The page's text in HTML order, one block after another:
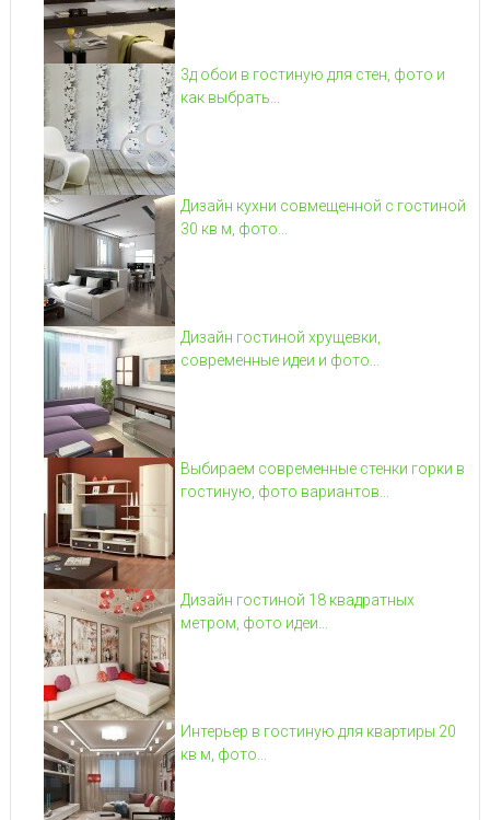
3д обои в гостиную для стен, фото и
как выбрать...
Дизайн кухни совмещенной с гостиной
30 кв м, фото...
Дизайн гостиной хрущевки,
современные идеи и фото...
Выбираем современные стенки горки в
гостиную, фото вариантов...
Дизайн гостиной 18 квадратных
метром, фото идеи...
Интерьер в гостиную для квартиры 20
кв м, фото...